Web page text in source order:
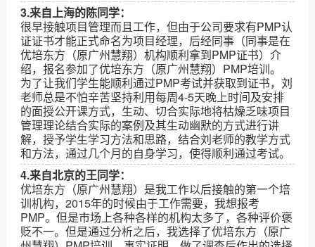
3.来自上海的陈同学：
很早接触项目管理而且工作，但由于公司要求有PMP认
证证书才能正式命名为项目经理，后经同事（同事是在
优培东方（原广州慧翔）机构顺利拿到PMP证书）介
绍，报名参加了优培东方（原广州慧翔）PMP培训。
为了让我们学生能顺利通过PMP考试并获取到证书，刘
老师总是不怕辛苦坚持利用每周4-5天晚上时间及安排
的面授公开课方式，生动、切合实际地将枯燥乏味项目
管理理论结合实际的案例及其生动幽默的方式进行讲
解，授予学生学习方法和思路，结合刘老师的教学方式
和方法，通过几个月的自身学习，使得顺利通过考试。
4.来自北京的王同学：
优培东方（原广州慧翔）是我工作以后接触的第一个培
训机构，2015年的时候由于工作需要，我想报考
PMP。但是市场上各种各样的机构太多了，各种评价褒
贬不一。但是通过分析之后，我选择了优培东方（原广